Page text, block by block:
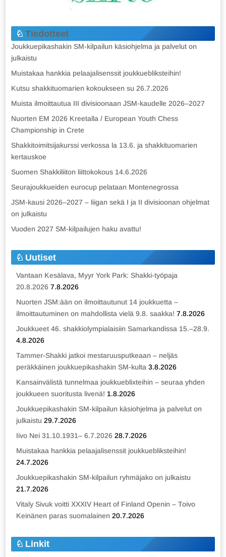
Tiedotteet
Joukkuepikashakin SM-kilpailun käsiohjelma ja palvelut on
julkaistu
Muistakaa hankkia pelaajalisenssit joukkuebliksteihin!
Kutsu shakkituomarien kokoukseen su 26.7.2026
Muista ilmoittautua III divisioonaan JSM-kaudelle 2026–2027
Nuorten EM 2026 Kreetalla / European Youth Chess
Championship in Crete
Shakkitoimitsijakurssi verkossa la 13.6. ja shakkituomarien
kertauskoe
Suomen Shakkiliiton liittokokous 14.6.2026
Seurajoukkueiden eurocup pelataan Montenegrossa
JSM-kausi 2026–2027 – liigan sekä I ja II divisioonan ohjelmat
on julkaistu
Vuoden 2027 SM-kilpailujen haku avattu!
Uutiset
Vantaan Kesälava, Myyr York Park: Shakki-työpaja
20.8.2026 7.8.2026
Nuorten JSM:ään on ilmoittautunut 14 joukkuetta –
ilmoittautuminen on mahdollista vielä 9.8. saakka! 7.8.2026
Joukkueet 46. shakkiolympialaisiin Samarkandissa 15.–28.9.
4.8.2026
Tammer-Shakki jatkoi mestaruusputkeaan – neljäs
peräkkäinen joukkuepikashakin SM-kulta 3.8.2026
Kansainvälistä tunnelmaa joukkueblixteihin – seuraa yhden
joukkueen suoritusta livenä! 1.8.2026
Joukkuepikashakin SM-kilpailun käsiohjelma ja palvelut on
julkaistu 29.7.2026
Iivo Nei 31.10.1931– 6.7.2026 28.7.2026
Muistakaa hankkia pelaajalisenssit joukkuebliksteihin!
24.7.2026
Joukkuepikashakin SM-kilpailun ryhmäjako on julkaistu
21.7.2026
Vitaly Sivuk voitti XXXIV Heart of Finland Openin – Toivo
Keinänen paras suomalainen 20.7.2026
Linkit